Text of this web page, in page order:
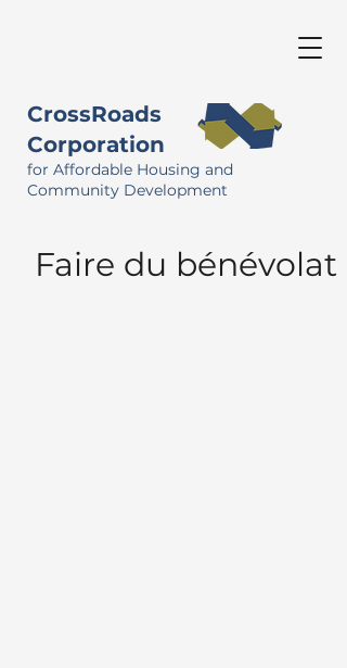
CrossRoads
Corporation
for Affordable Housing and
Community Development
Faire du bénévolat